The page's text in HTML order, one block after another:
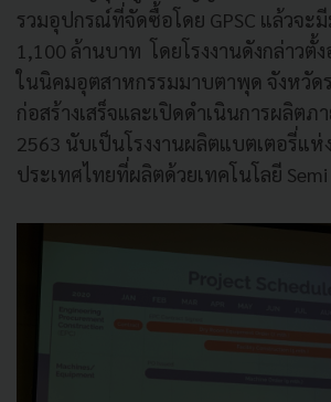
รวมอุปกรณ์ที่จัดซื้อโดย GPSC แล้วจะมี
1,100 ล้านบาท โดยโรงงานดังกล่าวตั้
ในนิคมอุตสาหกรรมมาบตาพุด จังหวัด
ก่อสร้างเสร็จและเปิดดำเนินการผลิตภ
2563 นับเป็นโรงงานผลิตแบตเตอรี่แห่
ประเทศไทยที่ผลิตด้วยเทคโนโลยี